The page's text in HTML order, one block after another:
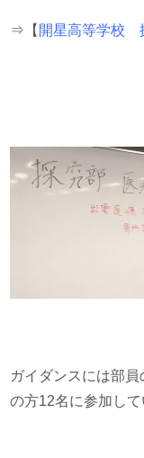
⇒【 開星高等学校
ガイダンスには部
の方12名に参加して